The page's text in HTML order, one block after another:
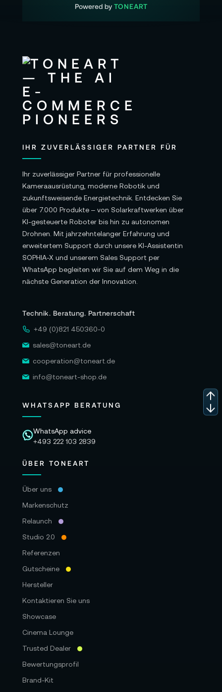
Powered by TONEART
IHR ZUVERLÄSSIGER PARTNER FÜR
Ihr zuverlässiger Partner für professionelle
Kameraausrüstung, moderne Robotik und
zukunftsweisende Energietechnik. Entdecken Sie
über 7.000 Produkte – von Solarkraftwerken über
KI-gesteuerte Roboter bis hin zu autonomen
Drohnen. Mit jahrzehntelanger Erfahrung und
erweitertem Support durch unsere KI-Assistentin
SOPHIA-X und unserem Sales Support per
WhatsApp begleiten wir Sie auf dem Weg in die
nächste Generation der Innovation.
Technik. Beratung. Partnerschaft
+49 (0)821 450360-0
sales@toneart.de
cooperation@toneart.de
info@toneart-shop.de
WHATSAPP BERATUNG
WhatsApp advice
+493 222 103 2839
ÜBER TONEART
Über uns
Markenschutz
Relaunch
Studio 2.0
Referenzen
Gutscheine
Hersteller
Kontaktieren Sie uns
Showcase
Cinema Lounge
Trusted Dealer
Bewertungsprofil
Brand-Kit